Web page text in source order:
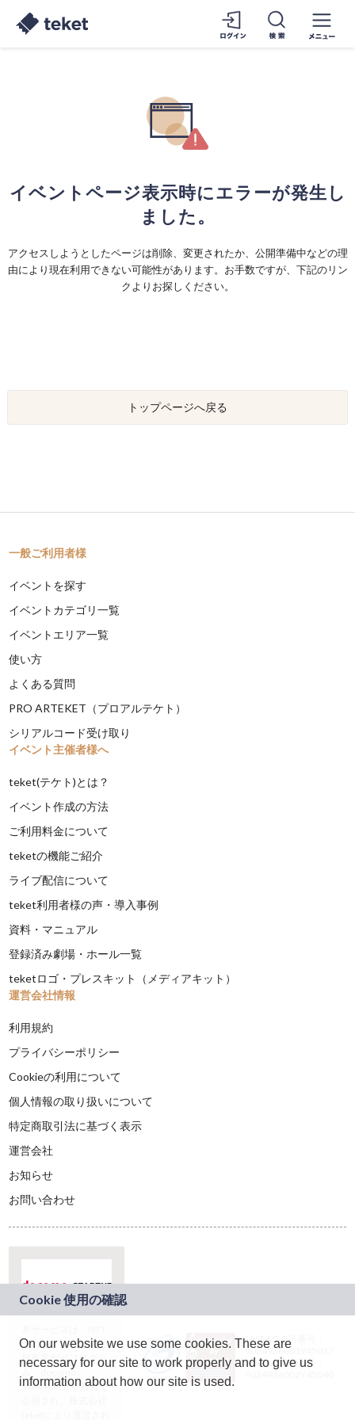
イベントページ表示時にエラーが発生し
ました。
アクセスしようとしたページは削除、変更されたか、公開準備中などの理
由により現在利用できない可能性があります。お手数ですが、下記のリン
クよりお探しください。
トップページへ戻る
一般ご利用者様
イベントを探す
イベントカテゴリ一覧
イベントエリア一覧
使い方
よくある質問
PRO ARTEKET（プロアルテケト）
シリアルコード受け取り
イベント主催者様へ
teket(テケト)とは？
イベント作成の方法
ご利用料金について
teketの機能ご紹介
ライブ配信について
teket利用者様の声・導入事例
資料・マニュアル
登録済み劇場・ホール一覧
teketロゴ・プレスキット（メディアキット）
運営会社情報
利用規約
プライバシーポリシー
Cookieの利用について
個人情報の取り扱いについて
特定商取引法に基づく表示
運営会社
お知らせ
お問い合わせ
ドコモグループの新
規事業創出プログラ
ム「docomo
STARTUP」を通じて
JASRAC許諾番号：
9024936001Y45037
JASRAC許諾番号：
On our website we use some cookies. These are
necessary for our site to work properly and to give us
information about how our site is used.